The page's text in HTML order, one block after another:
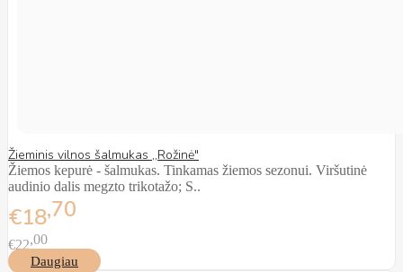
Žieminis vilnos šalmukas ,,Rožinė"
Žiemos kepurė - šalmukas. Tinkamas žiemos sezonui. Viršutinė
audinio dalis megzto trikotažo; S..
€1870
€22 00
Daugiau